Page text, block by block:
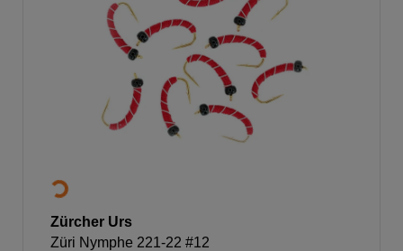
Zürcher Urs
Züri Nymphe 221-22 #12